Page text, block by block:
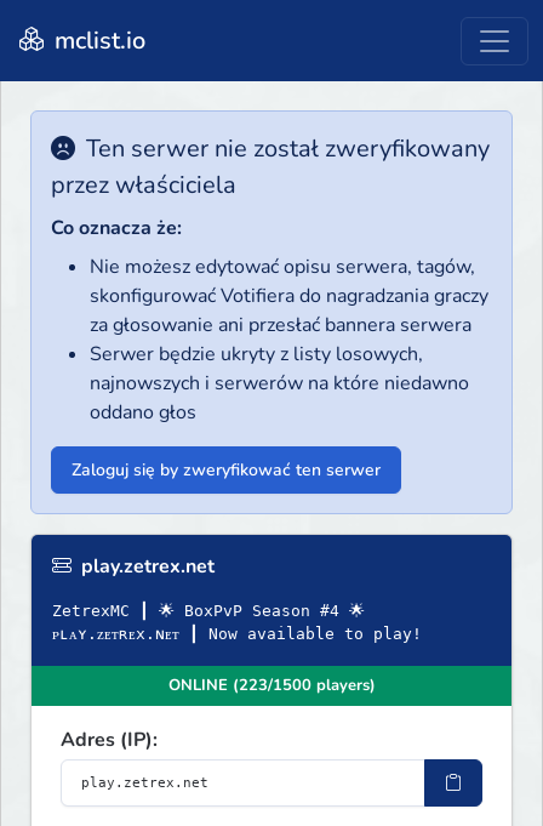
mclist.io
Ten serwer nie został zweryfikowany
przez właściciela
Co oznacza że:
Nie możesz edytować opisu serwera, tagów,
skonfigurować Votifiera do nagradzania graczy
za głosowanie ani przesłać bannera serwera
Serwer będzie ukryty z listy losowych,
najnowszych i serwerów na które niedawno
oddano głos
Zaloguj się by zweryfikować ten serwer
play.zetrex.net
ZetrexMC ┃ 🌟 BoxPvP Season #4 🌟
ᴘʟᴀʏ.ᴢᴇᴛʀᴇx.ɴᴇᴛ ┃ Now available to play!
ONLINE (223/1500 players)
Adres (IP):